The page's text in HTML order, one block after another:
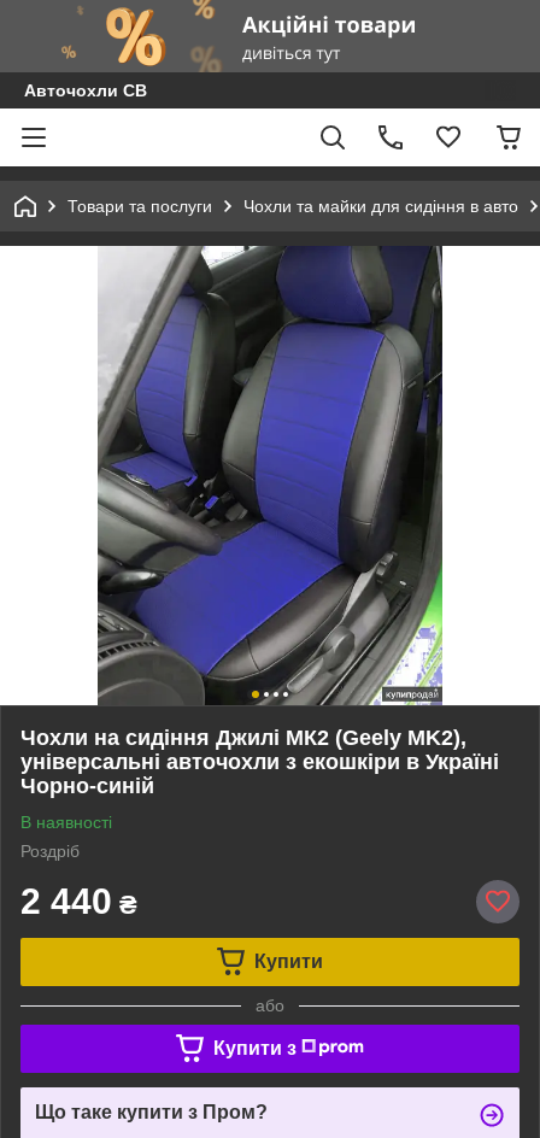
Авточохли СВ
Товари та послуги Чохли та майки для сидіння в авто
Чохли на сидіння Джилі МК2 (Geely MK2),
універсальні авточохли з екошкіри в Україні
Чорно-синій
В наявності
Роздріб
2 440 ₴
Купити
або
Купити з
Що таке купити з Пром?